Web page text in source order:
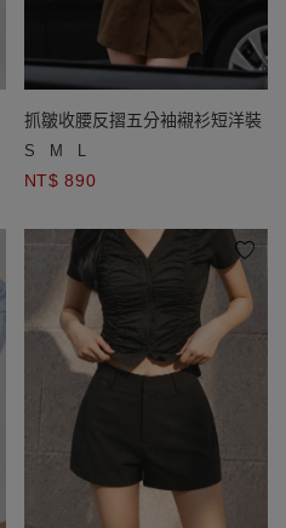
抓皺收腰反摺五分袖襯衫短洋裝
S M L
NT$ 890